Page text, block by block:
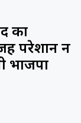
का
परेशान न
भाजपा